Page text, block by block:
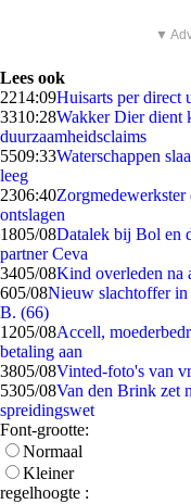
▼
Lees ook
2214:09Huisarts per direct
3310:28Wakker Dier dient
duurzaamheidsclaims
5509:33Waterschappen
leeg
2306:40Zorgmedewerkster
ontslagen
1805/08Datalek bij Bol en
partner Ceva
3405/08Kind overleden na
605/08Nieuw slachtoffer in
B. (66)
1205/08Accell,
betaling aan
3805/08Vinted-foto's van
5305/08Van den Brink zet
spreidingswet
Font-grootte:
Normaal
Kleiner
regelhoogte :